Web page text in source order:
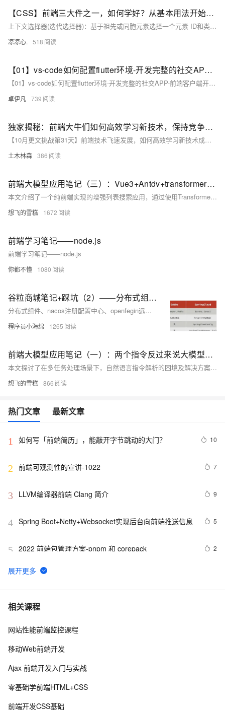
【CSS】前端三大件之一，如何学好？从基本用法开始吧！（一）：CSS发展史；CSS样式表的引入；CSS选择器使用，附带案例介绍
上下文选择器(迭代选择器)：基于祖先或同胞元素选择一个元素 ID和类选择器：基于id#和class的属性值进行选择元素。 属性选择器：基于属性的有无和特征进行选择。 ①上下文选择器： 上下文选择器的语法格式：标签1 标签2{属性:值;} //注意：组合选择器和上下文选择器的区别，组合选择器以逗号隔开， 上下文选择器以空格隔开 ②特殊的上下文选择器 子选择器> : 语法格式:标签1>标签2 解释说明：标签1和标签2
凉凉心. 518
【01】vs-code如何配置flutter环境-开发完整的社交APP-前端客户端开发+数据联调|以优雅草商业项目为例做开发-flutter开发-全流程-商业应用级实战开发-优雅草央千澈-供大大的学习提升
【01】vs-code如何配置flutter环境-开发完整的社交APP-前端客户端开发+数据联调|以优雅草商业项目为例做开发-flutter开发-全流程-商业应用级实战开发-优雅草央千澈-供大大的学习提升
卓伊凡 739
独家揭秘：前端大牛们如何高效学习新技术，保持竞争力！
【10月更文挑战第31天】前端技术飞速发展，如何高效学习新技术成为关键。本文通过对比普通开发者与大牛们的策略，揭示了高效学习的秘诀：明确目标、主动探索、系统资源、实践应用和持续学习。通过这些方法，大牛们能更好地掌握新技术，保持竞争力。示例代码展示了如何通过实践加深理解。
土木林森 386
前端大模型应用笔记（三）：Vue3+Antdv+transformers+本地模型实现浏览器端侧增强搜索
本文介绍了一个纯前端实现的增强列表搜索应用，通过使用Transformer模型，实现了更智能的搜索功能，如使用“番茄”可以搜索到“西红柿”。项目基于Vue3和Ant Design Vue，使用了Xenova的bge-base-zh-v1.5模型。文章详细介绍了从环境搭建、数据准备到具体实现的全过程，并展示了实际效果和待改进点。
想飞的雪糕 1672
前端学习笔记——node.js
前端学习笔记——node.js
你都不懂 1080
谷粒商城笔记+踩坑（2）——分布式组件、前端基础，nacos+feign+gateway+ES6+vue脚手架
分布式组件、nacos注册配置中心、openfegin远程调用、网关gateway、ES6脚本语言规范、vue、elementUI
程序员小海绵 1265
前端大模型应用笔记（一）：两个指令反过来说大模型就理解不了啦？或许该让第三者插足啦 -通过引入中间LLM预处理用户输入以提高多任务处理能力
本文探讨了在多任务处理场景下，自然语言指令解析的困境及解决方案。通过增加一个LLM解析层，将复杂的指令拆解为多个明确的步骤，明确操作类型与对象识别，处理任务依赖关系，并将自然语言转化为具体的工具命令，从而提高指令解析的准确性和执行效率。
想飞的雪糕 866
热门文章 最新文章
1 如何写「前端简历」，能敲开字节跳动的大门？ 10
2 前端可观测性的宣讲-1022 7
3 LLVM编译器前端 Clang 简介 9
4 Spring Boot+Netty+Websocket实现后台向前端推送信息 5
5 2022 前端包管理方案-pnpm 和 corepack 2
6
《智能前端技术与实践》——第 2 章 前端开发基础 ——
7 而桌面app向来是web前端开发开发人员下意识的避开方
8 前端组件之Bootstrap与Ant design of Vue
址？（in docker）
10手机真机调试本地前端页面
相关课程
网站性能前端监控课程
移动Web前端开发
Ajax 前端开发入门与实战
零基础学前端HTML+CSS
前端开发CSS基础